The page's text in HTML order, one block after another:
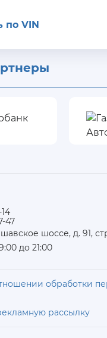
по VIN
47
шоссе, д. 91,
до 21:00
обработки
рассылку